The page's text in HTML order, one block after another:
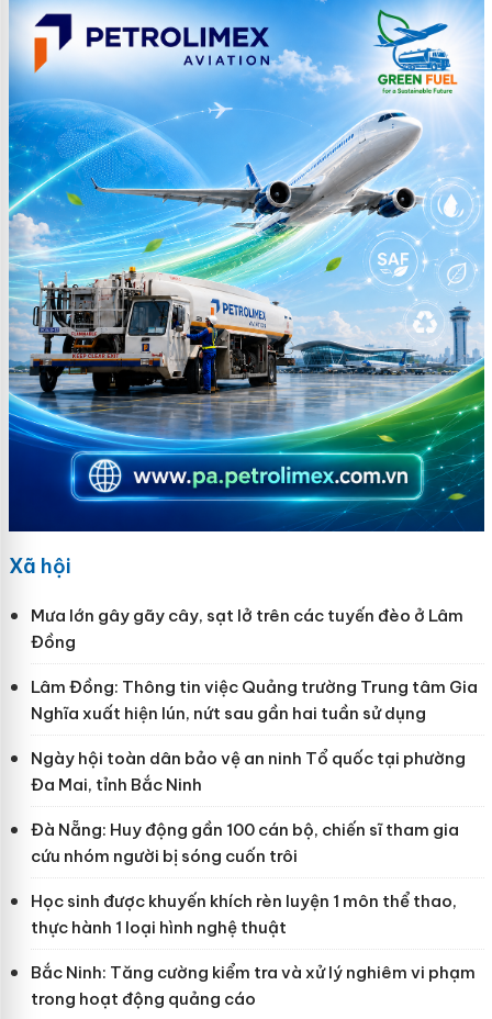
Xã hội
Mưa lớn gây gãy cây, sạt lở trên các tuyến đèo ở Lâm
Đồng
Lâm Đồng: Thông tin việc Quảng trường Trung tâm Gia
Nghĩa xuất hiện lún, nứt sau gần hai tuần sử dụng
Ngày hội toàn dân bảo vệ an ninh Tổ quốc tại phường
Đa Mai, tỉnh Bắc Ninh
Đà Nẵng: Huy động gần 100 cán bộ, chiến sĩ tham gia
cứu nhóm người bị sóng cuốn trôi
Học sinh được khuyến khích rèn luyện 1 môn thể thao,
thực hành 1 loại hình nghệ thuật
Bắc Ninh: Tăng cường kiểm tra và xử lý nghiêm vi phạm
trong hoạt động quảng cáo